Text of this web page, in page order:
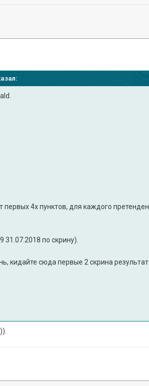
первых 4х пунктов, для каждого
31.07.2018 по скрину).
кидайте сюда первые 2 скрина